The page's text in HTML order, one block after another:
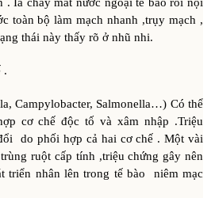
toàn bộ làm mạch nhanh ,trụy mạch ,
thái này thấy rõ ở nhũ nhi.
.
Campylobacter, Salmonella…) Có thể
cơ chế độc tố và xâm nhập .Triệu
do phối hợp cả hai cơ chế . Một vài
ruột cấp tính ,triệu chứng gây nên
triển nhân lên trong tế bào niêm mạc